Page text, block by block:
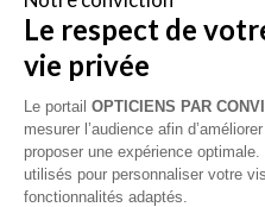
Vous êtes un
vous souhaitez
Contactez Alliance
Le respect de
vie privée
Le portail OPTICIENS PAR
mesurer l’audience afin
proposer une expérience
utilisés pour personnaliser votre
fonctionnalités adaptés.